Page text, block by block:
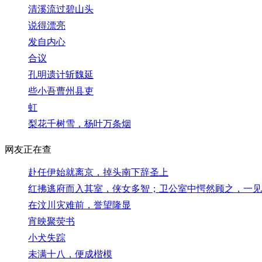
清溪流过碧山头
说得漂亮
发自内心
合议
孔明遗计斩魏延
些小吾曹州县吏
虹
梨花千树雪，杨叶万条烟
网友正在查
赴任伊始就离京，掉头南下辞圣上
红拂逃府而入其室，侠女多智；卫公室中愕然顾之，一
在汶川灾难前，誉望隆显
宵映聚荧书
小犬失踪
未满十八，便成楷模